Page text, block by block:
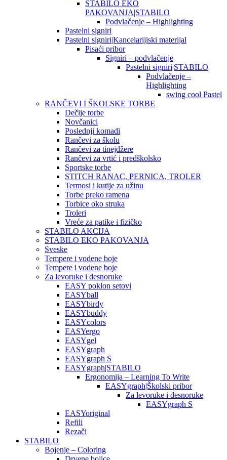
STABILO EKO
PAKOVANJA|STABILO
Podvlačenje – Highlighting
Pastelni signiri
Pastelni signiri|Kancelarijiski materijal
Pisaći pribor
Signiri – podvlačenje
Pastelni signiri|STABILO
Podvlačenje –
Highlighting
swing cool Pastel
RANČEVI I ŠKOLSKE TORBE
Dečije torbe
Novčanici
Poslednji komadi
Rančevi za školu
Rančevi za tinejdžere
Rančevi za vrtić i predškolsko
Sportske torbe
STITCH RANAC, PERNICA, TROLER
Termosi i kutije za užinu
Torbe preko ramena
Torbice oko struka
Troleri
Vreće za patike i fizičko
STABILO AKCIJA
STABILO EKO PAKOVANJA
Sveske
Tempere i vodene boje
Tempere i vodene boje
Za levoruke i desnoruke
EASY poklon setovi
EASYball
EASYbirdy
EASYbuddy
EASYcolors
EASYergo
EASYgel
EASYgraph
EASYgraph S
EASYgraph|STABILO
Ergonomija – Learning To Write
EASYgraph|Školski pribor
Za levoruke i desnoruke
EASYgraph S
EASYoriginal
Refili
Rezači
STABILO
Bojenje – Coloring